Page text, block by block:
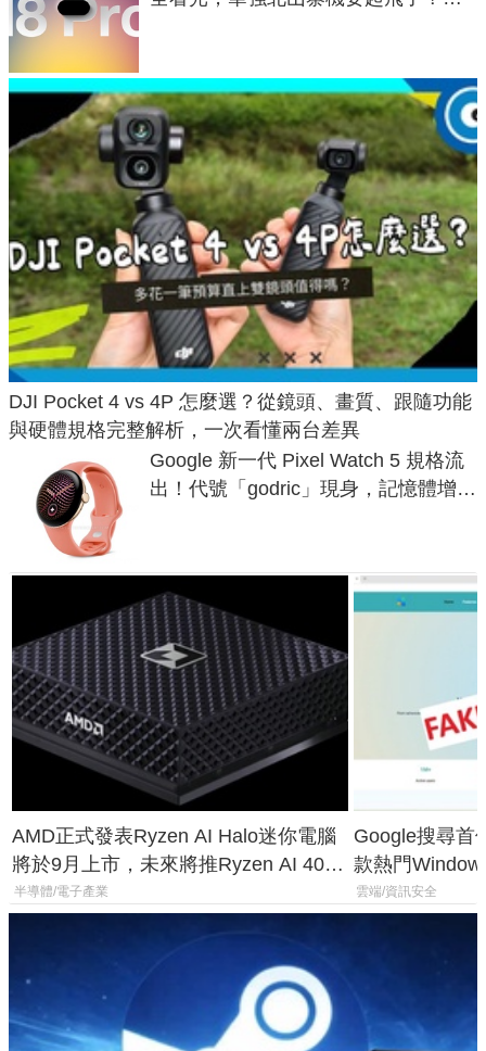
DJI Pocket 4 vs 4P 怎麼選？從鏡頭、畫質、跟隨功能
與硬體規格完整解析，一次看懂兩台差異
Google 新一代 Pixel Watch 5 規格流
出！代號「godric」現身，記憶體增強
AMD正式發表Ryzen AI Halo迷你電腦
將於9月上市，未來將推Ryzen AI 400
Max系列處理器與對應升級版
半導體/電子產業
Google搜尋首
款熱門
機
雲端/資訊安全